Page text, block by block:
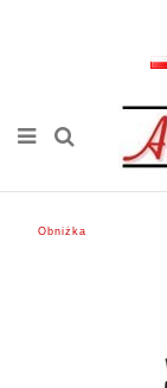
Obniżka